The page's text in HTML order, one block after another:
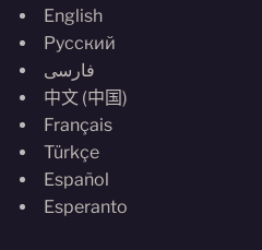
English
Русский
فارسی
中文 (中国)
Français
Türkçe
Español
Esperanto